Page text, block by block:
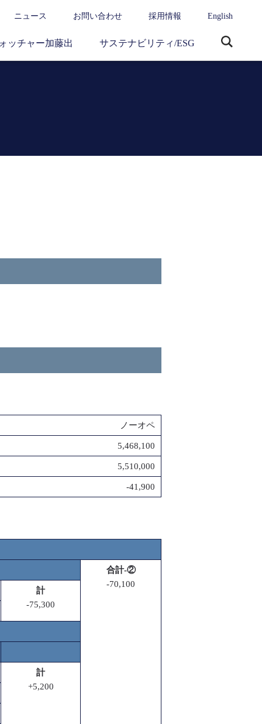
ニュース お問い合わせ 採用情報 English
ッチャー加藤出 サステナビリティ/ESG
ノーオペ
5,468,100
5,510,000
-41,900
合計-②
-70,100
計
-75,300
計
+5,200